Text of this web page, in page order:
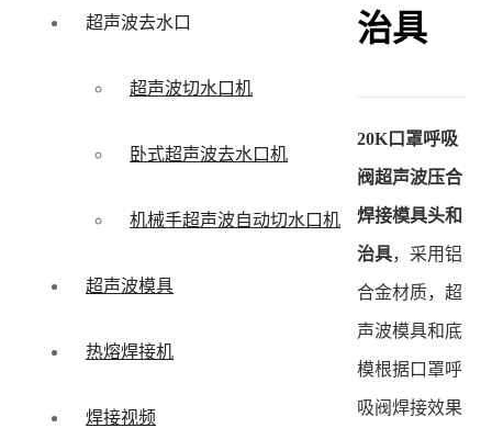
超声波去水口
超声波切水口机
卧式超声波去水口机
机械手超声波自动切水口机
超声波模具
热熔焊接机
焊接视频
治具
20K口罩呼吸
阀超声波压合
焊接模具头和
治具，采用铝
合金材质，超
声波模具和底
模根据口罩呼
吸阀焊接效果